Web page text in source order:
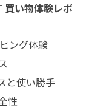
い物体験レポ
ング体験
と使い勝手
性